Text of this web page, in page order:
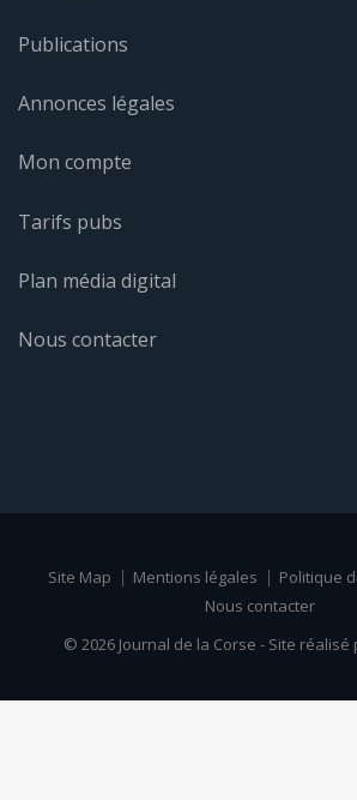
Publications
Annonces légales
Mon compte
Tarifs pubs
Plan média digital
Nous contacter
Site Map Mentions légales
Politique
Nous contacter
© 2026 Journal de la Corse - Site réalisé